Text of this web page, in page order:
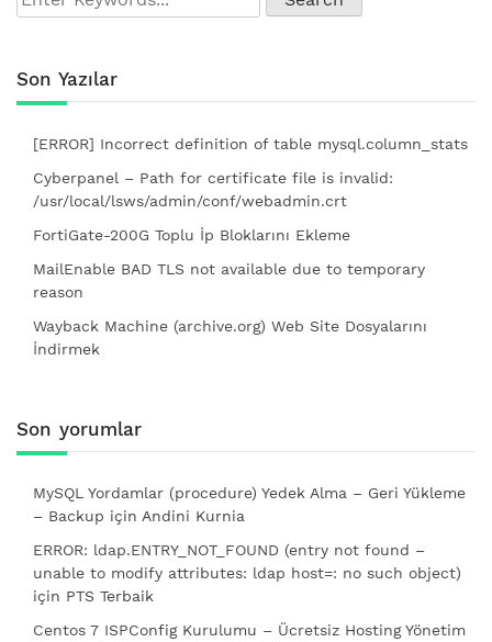
Son Yazılar
[ERROR] Incorrect definition of table mysql.column_stats
Cyberpanel – Path for certificate file is invalid:
/usr/local/lsws/admin/conf/webadmin.crt
FortiGate-200G Toplu İp Bloklarını Ekleme
MailEnable BAD TLS not available due to temporary
reason
Wayback Machine (archive.org) Web Site Dosyalarını
İndirmek
Son yorumlar
MySQL Yordamlar (procedure) Yedek Alma – Geri Yükleme
– Backup için Andini Kurnia
ERROR: ldap.ENTRY_NOT_FOUND (entry not found –
unable to modify attributes: ldap host=: no such object)
için PTS Terbaik
Centos 7 ISPConfig Kurulumu – Ücretsiz Hosting Yönetim